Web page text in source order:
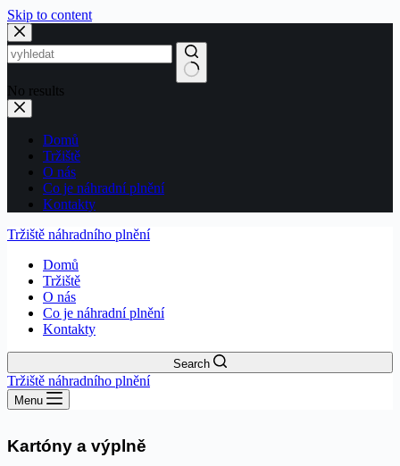
Skip to content
No results
Domů
Tržiště
O nás
Co je náhradní plnění
Kontakty
Tržiště náhradního plnění
Domů
Tržiště
O nás
Co je náhradní plnění
Kontakty
Search
Tržiště náhradního plnění
Menu
Kartóny a výplně